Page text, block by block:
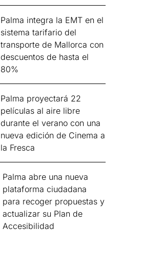
Palma integra la EMT en el
sistema tarifario del
transporte de Mallorca con
descuentos de hasta el
80%
Palma proyectará 22
películas al aire libre
durante el verano con una
nueva edición de Cinema a
la Fresca
Palma abre una nueva
plataforma ciudadana
para recoger propuestas y
actualizar su Plan de
Accesibilidad